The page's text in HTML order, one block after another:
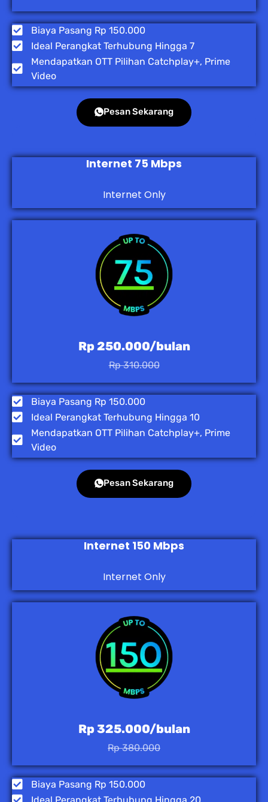
Biaya Pasang Rp 150.000
Ideal Perangkat Terhubung Hingga 7
Mendapatkan OTT Pilihan Catchplay+, Prime
Video
Pesan Sekarang
Internet 75 Mbps
Internet Only
Rp 250.000/bulan
Rp 310.000
Biaya Pasang Rp 150.000
Ideal Perangkat Terhubung Hingga 10
Mendapatkan OTT Pilihan Catchplay+, Prime
Video
Pesan Sekarang
Internet 150 Mbps
Internet Only
Rp 325.000/bulan
Rp 380.000
Biaya Pasang Rp 150.000